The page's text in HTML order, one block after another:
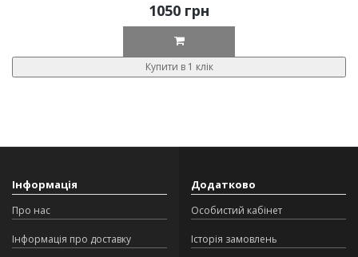
1050 грн
Купити в 1 клік
Інформація
Про нас
Інформація про доставку
Додатково
Особистий кабінет
Історія замовлень